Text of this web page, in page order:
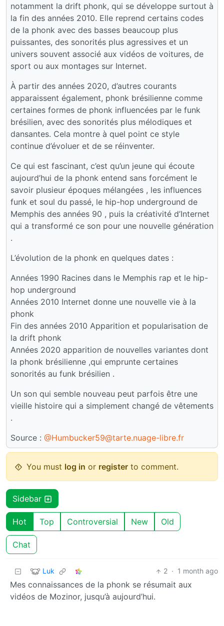
notamment la drift phonk, qui se développe surtout à
la fin des années 2010. Elle reprend certains codes
de la phonk avec des basses beaucoup plus
puissantes, des sonorités plus agressives et un
univers souvent associé aux vidéos de voitures, de
sport ou aux montages sur Internet.
À partir des années 2020, d’autres courants
apparaissent également, phonk brésilienne comme
certaines formes de phonk influencées par le funk
brésilien, avec des sonorités plus mélodiques et
dansantes. Cela montre à quel point ce style
continue d’évoluer et de se réinventer.
Ce qui est fascinant, c’est qu’un jeune qui écoute
aujourd’hui de la phonk entend sans forcément le
savoir plusieur époques mélangées , les influences
funk et soul du passé, le hip-hop underground de
Memphis des années 90 , puis la créativité d’Internet
qui a transformé ce son pour une nouvelle génération
.
L’évolution de la phonk en quelques dates :
Années 1990 Racines dans le Memphis rap et le hip-
hop underground
Années 2010 Internet donne une nouvelle vie à la
phonk
Fin des années 2010 Apparition et popularisation de
la drift phonk
Années 2020 apparition de nouvelles variantes dont
la phonk brésilienne ,qui emprunte certaines
sonorités au funk brésilien .
Un son qui semble nouveau peut parfois être une
vieille histoire qui a simplement changé de vêtements
.
Source : @Humbucker59@tarte.nuage-libre.fr
You must log in or register to comment.
Sidebar
Hot Top Controversial New Old
Chat
Luk 2 · 1 month ago
Mes connaissances de la phonk se résumait aux
vidéos de Mozinor, jusqu’à aujourd’hui.